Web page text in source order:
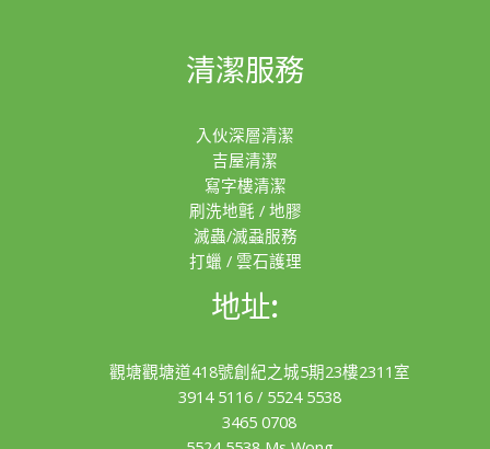
清潔服務
入伙深層清潔
吉屋清潔
寫字樓清潔
刷洗地氈 / 地膠
滅蟲/滅蝨服務
打蠟 / 雲石護理
地址:
觀塘觀塘道418號創紀之城5期23樓2311室
3914 5116/ 5524 5538
3465 0708